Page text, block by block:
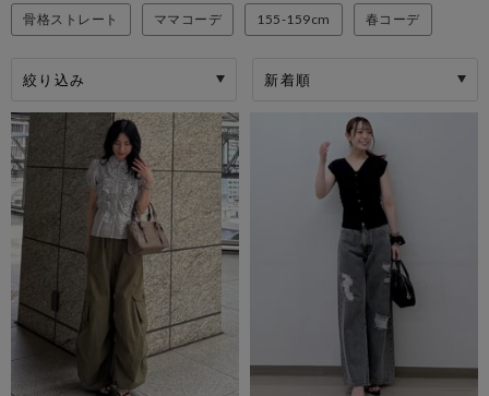
骨格ストレート ママコーデ 155-159cm 春コーデ
絞り込み